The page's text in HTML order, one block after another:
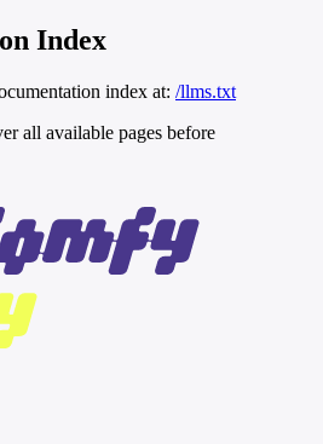
Index
index at: /llms.txt
all available pages before